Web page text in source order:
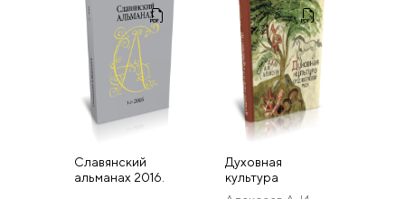
Славянский
альманах 2016.
Духовная
культура
средневековой